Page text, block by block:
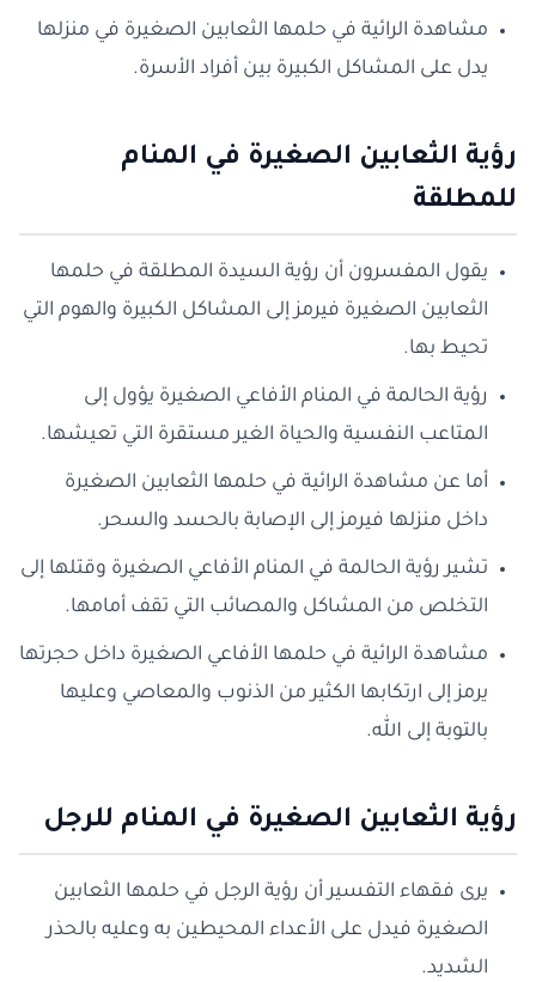
مشاهدة الرائية في حلمها الثعابين الصغيرة في منزلها
يدل على المشاكل الكبيرة بين أفراد الأسرة.
رؤية الثعابين الصغيرة في المنام
للمطلقة
يقول المفسرون أن رؤية السيدة المطلقة في حلمها
الثعابين الصغيرة فيرمز إلى المشاكل الكبيرة والهوم التي
تحيط بها.
رؤية الحالمة في المنام الأفاعي الصغيرة يؤول إلى
المتاعب النفسية والحياة الغير مستقرة التي تعيشها.
أما عن مشاهدة الرائية في حلمها الثعابين الصغيرة
داخل منزلها فيرمز إلى الإصابة بالحسد والسحر.
تشير رؤية الحالمة في المنام الأفاعي الصغيرة وقتلها إلى
التخلص من المشاكل والمصائب التي تقف أمامها.
مشاهدة الرائية في حلمها الأفاعي الصغيرة داخل حجرتها
يرمز إلى ارتكابها الكثير من الذنوب والمعاصي وعليها
بالتوبة إلى الله.
رؤية الثعابين الصغيرة في المنام للرجل
يرى فقهاء التفسير أن رؤية الرجل في حلمها الثعابين
الصغيرة فيدل على الأعداء المحيطين به وعليه بالحذر
الشديد.